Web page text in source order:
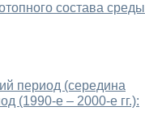
состава среды
период (середина
(1990-е – 2000-е гг.):